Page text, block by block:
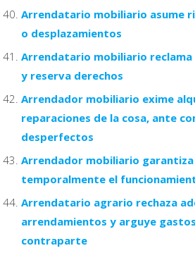
Arrendatario mobiliario asume
o desplazamientos
Arrendatario mobiliario reclama
y reserva derechos
Arrendador mobiliario exime
reparaciones de la cosa, ante
desperfectos
Arrendador mobiliario
temporalmente el
Arrendatario agrario rechaza
arrendamientos y arguye
contraparte